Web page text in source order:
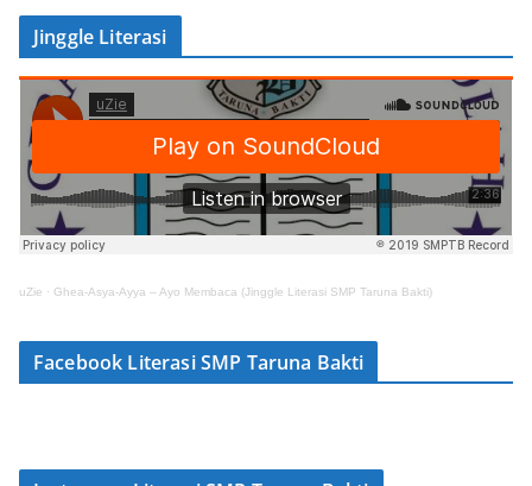
Jinggle Literasi
uZie · Ghea-Asya-Ayya – Ayo Membaca (Jinggle Literasi SMP Taruna Bakti)
Facebook Literasi SMP Taruna Bakti